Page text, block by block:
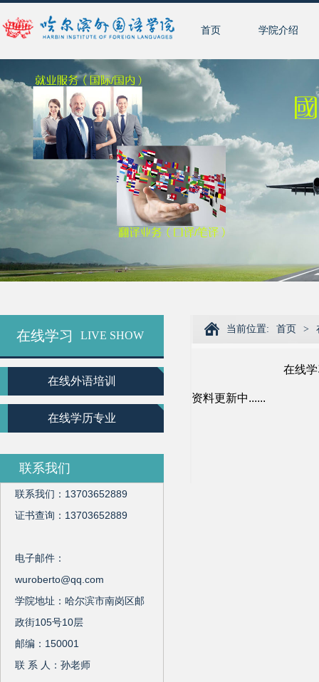
首页 学院介绍
在线学习 LIVE SHOW
在线外语培训
在线学历专业
联系我们
联系我们：13703652889
证书查询：13703652889
电子邮件：
wuroberto@qq.com
学院地址：哈尔滨市南岗区邮
政街105号10层
邮编：150001
联 系 人：孙老师
当前位置: 首页 >
在线
资料更新中......